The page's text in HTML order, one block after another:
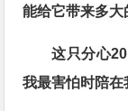
能给它带来多大
这只分心
我最害怕时陪在